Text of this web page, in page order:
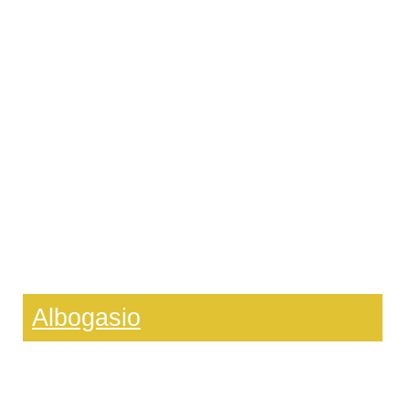
Albogasio